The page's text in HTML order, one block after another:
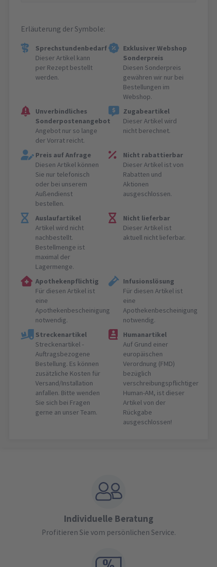
Erläuterung der Symbole:
Sprechstundenbedarf
Dieser Artikel kann
per Rezept bestellt
werden.
Exklusiver Webshop
Sonderpreis
Diesen Sonderpreis
gewähren wir nur bei
Bestellungen im
Webshop.
Unverbindliches
Sonderpostenangebot
Angebot nur so lange
der Vorrat reicht.
Zugabeartikel
Dieser Artikel wird
nicht berechnet.
Preis auf Anfrage
Diesen Artikel können
Sie nur telefonisch
oder bei unserem
Außendienst
bestellen.
Nicht rabattierbar
Dieser Artikel ist von
Rabatten und
Aktionen
ausgeschlossen.
Auslaufartikel
Artikel wird nicht
nachbestellt.
Bestellmenge ist
maximal der
Lagermenge.
Nicht lieferbar
Dieser Artikel ist
aktuell nicht lieferbar.
Apothekenpflichtig
Für diesen Artikel ist
eine
Apothekenbescheinigung
notwendig.
Infusionslösung
Für diesen Artikel ist
eine
Apothekenbescheinigung
notwendig.
Streckenartikel
Streckenartikel -
Auftragsbezogene
Bestellung. Es können
zusätzliche Kosten für
Versand/Installation
anfallen. Bitte wenden
Sie sich bei Fragen
gerne an unser Team.
Humanartikel
Auf Grund einer
europäischen
Verordnung (FMD)
bezüglich
verschreibungspflichtiger
Human-AM, ist dieser
Artikel von der
Rückgabe
ausgeschlossen!
Individuelle Beratung
Profitieren Sie vom persönlichen Service.